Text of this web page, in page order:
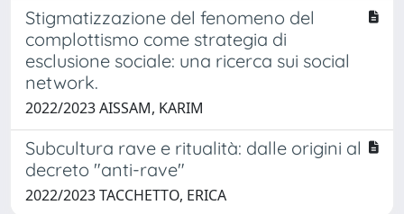
Stigmatizzazione del fenomeno del
complottismo come strategia di
esclusione sociale: una ricerca sui social
network.
2022/2023 AISSAM, KARIM
Subcultura rave e ritualità: dalle origini al
decreto "anti-rave"
2022/2023 TACCHETTO, ERICA